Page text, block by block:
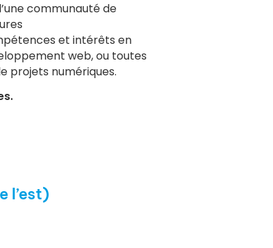
communauté de
et intérêts en
web, ou toutes
projets numériques.
l’est)